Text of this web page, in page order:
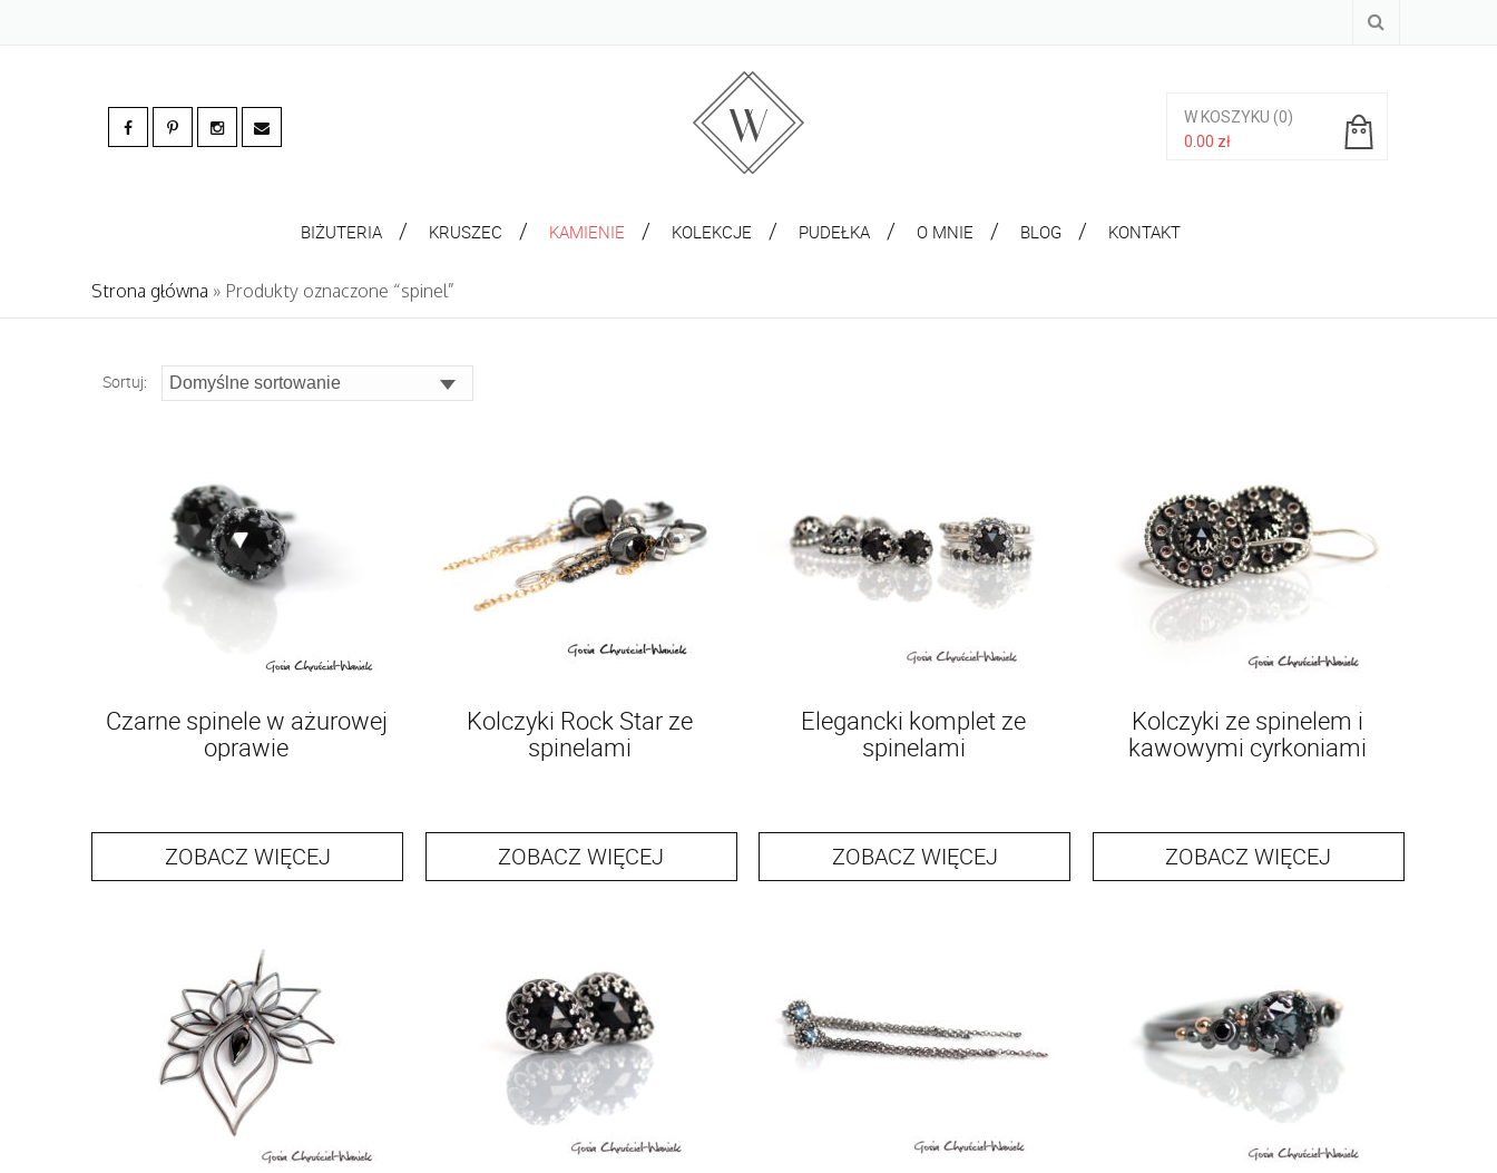
W KOSZYKU (0)
0.00 zł
BIŻUTERIA KRUSZEC KAMIENIE KOLEKCJE PUDEŁKA O MNIE BLOG KONTAKT
Strona główna » Produkty oznaczone “spinel”
Sortuj:
Czarne spinele w ażurowej
oprawie
ZOBACZ WIĘCEJ
Kolczyki Rock Star ze
spinelami
ZOBACZ WIĘCEJ
Elegancki komplet ze
spinelami
ZOBACZ WIĘCEJ
Kolczyki ze spinelem i
kawowymi cyrkoniami
ZOBACZ WIĘCEJ